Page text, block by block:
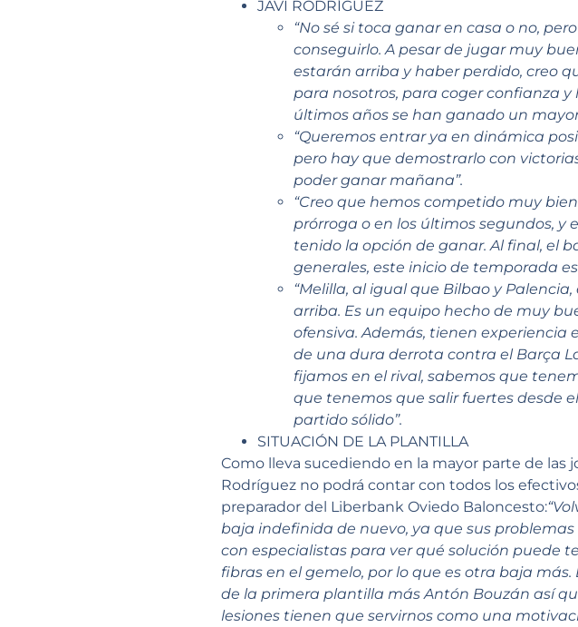
JAVI RODRÍGUEZ
“No sé si toca ganar en casa o no,
conseguirlo. A pesar de jugar muy
estarán arriba y haber perdido, creo
para nosotros, para coger confianza
últimos años se han ganado un
“Queremos entrar ya en dinámica
pero hay que demostrarlo con
poder ganar mañana”.
“Creo que hemos competido muy
prórroga o en los últimos segundos,
tenido la opción de ganar. Al final, el
generales, este inicio de temporada
“Melilla, al igual que Bilbao y
arriba. Es un equipo hecho de muy
ofensiva. Además, tienen experiencia
de una dura derrota contra el Barça
fijamos en el rival, sabemos que
que tenemos que salir fuertes desde
partido sólido”.
SITUACIÓN DE LA PLANTILLA
Como lleva sucediendo en la mayor parte de las
Rodríguez no podrá contar con todos los
preparador del Liberbank Oviedo Baloncesto:
baja indefinida de nuevo, ya que sus
con especialistas para ver qué solución puede
fibras en el gemelo, por lo que es otra baja
de la primera plantilla más Antón Bouzán así
lesiones tienen que servirnos como una